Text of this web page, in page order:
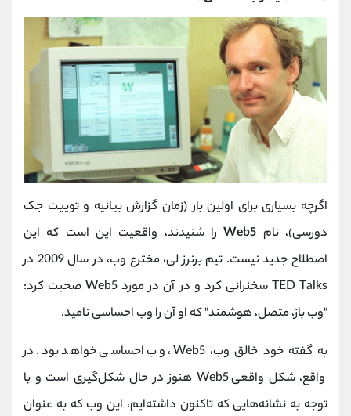
اگرچه بسیاری برای اولین بار (زمان گزارش بیانیه و توییت جک
دورسی)، نام Web5را شنیدند، واقعیت این است که این
اصطلاح جدید نیست. تیم برنرز لی، مخترع وب، در سال 2009 در
TED Talks سخنرانی کرد و در آن در مورد Web5 صحبت کرد:
"وب باز، متصل، هوشمند" که او آن را وب احساسی نامید.
به گفته خود خالق وب، Web5، وب احساسی خواهد بود. در
واقع، شکل واقعی Web5 هنوز در حال شکل‌گیری است و با
توجه به نشانه‌هایی که تاکنون داشته‌ایم، این وب که به عنوان